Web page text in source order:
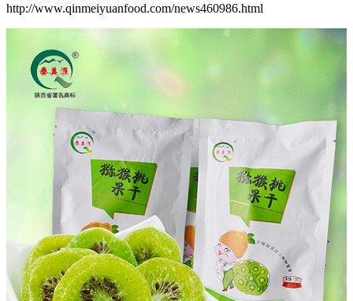
http://www.qinmeiyuanfood.com/news460986.html